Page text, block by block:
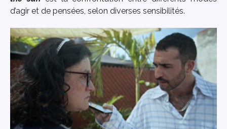
d’agir et de pensées, selon diverses sensibilités.